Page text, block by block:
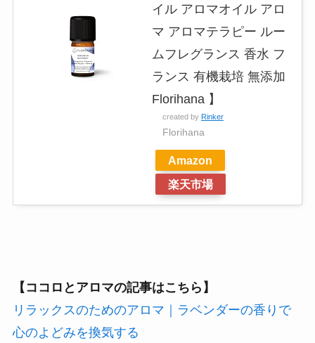
イル アロマオイル アロ
マ アロマテラピー ルー
ムフレグランス 香水 フ
ランス 有機栽培 無添加
Florihana 】
created by Rinker
Florihana
Amazon
楽天市場
【ココロとアロマの記事はこちら】
リラックスのためのアロマ｜ラベンダーの香りで
心のよどみを換気する